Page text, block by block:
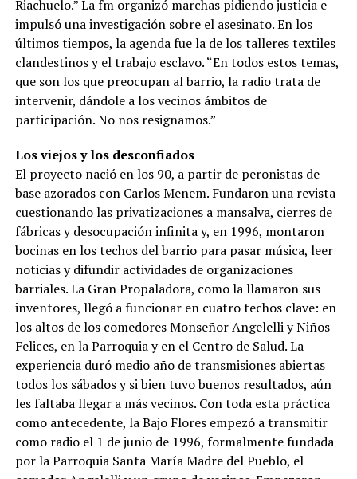
Riachuelo.” La fm organizó marchas pidiendo justicia e
impulsó una investigación sobre el asesinato. En los
últimos tiempos, la agenda fue la de los talleres textiles
clandestinos y el trabajo esclavo. “En todos estos temas,
que son los que preocupan al barrio, la radio trata de
intervenir, dándole a los vecinos ámbitos de
participación. No nos resignamos.”
Los viejos y los desconfiados
El proyecto nació en los 90, a partir de peronistas de
base azorados con Carlos Menem. Fundaron una revista
cuestionando las privatizaciones a mansalva, cierres de
fábricas y desocupación infinita y, en 1996, montaron
bocinas en los techos del barrio para pasar música, leer
noticias y difundir actividades de organizaciones
barriales. La Gran Propaladora, como la llamaron sus
inventores, llegó a funcionar en cuatro techos clave: en
los altos de los comedores Monseñor Angelelli y Niños
Felices, en la Parroquia y en el Centro de Salud. La
experiencia duró medio año de transmisiones abiertas
todos los sábados y si bien tuvo buenos resultados, aún
les faltaba llegar a más vecinos. Con toda esta práctica
como antecedente, la Bajo Flores empezó a transmitir
como radio el 1 de junio de 1996, formalmente fundada
por la Parroquia Santa María Madre del Pueblo, el